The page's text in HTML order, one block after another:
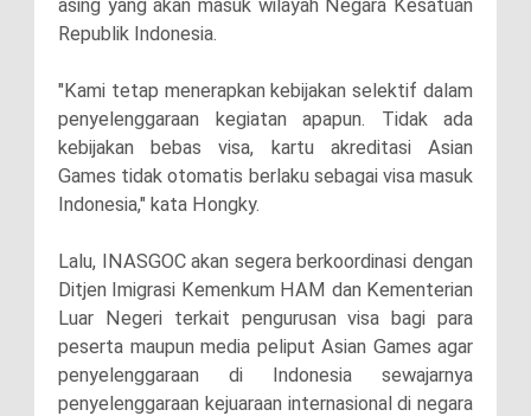
asing yang akan masuk wilayah Negara Kesatuan
Republik Indonesia.
"Kami tetap menerapkan kebijakan selektif dalam
penyelenggaraan kegiatan apapun. Tidak ada
kebijakan bebas visa, kartu akreditasi Asian
Games tidak otomatis berlaku sebagai visa masuk
Indonesia," kata Hongky.
Lalu, INASGOC akan segera berkoordinasi dengan
Ditjen Imigrasi Kemenkum HAM dan Kementerian
Luar Negeri terkait pengurusan visa bagi para
peserta maupun media peliput Asian Games agar
penyelenggaraan di Indonesia sewajarnya
penyelenggaraan kejuaraan internasional di negara